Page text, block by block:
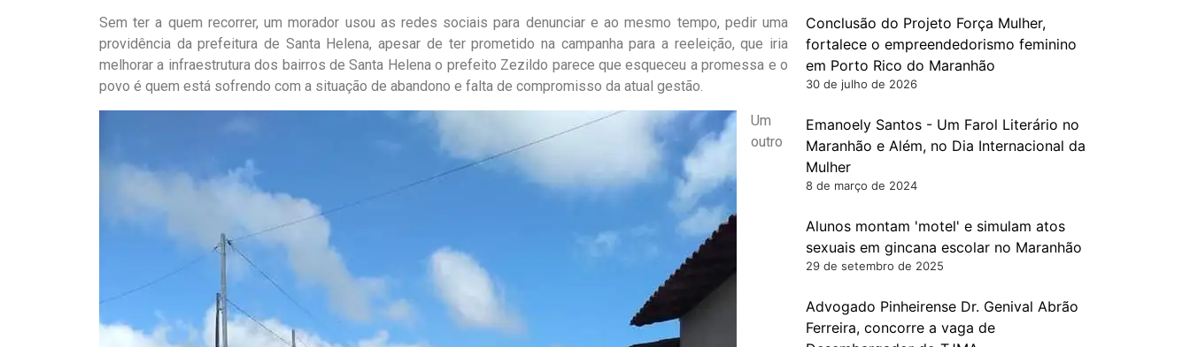
Sem ter a quem recorrer, um morador usou as redes sociais para denunciar e ao mesmo tempo, pedir uma
providência da prefeitura de Santa Helena, apesar de ter prometido na campanha para a reeleição, que iria
melhorar a infraestrutura dos bairros de Santa Helena o prefeito Zezildo parece que esqueceu a promessa e o
povo é quem está sofrendo com a situação de abandono e falta de compromisso da atual gestão.
Um
outro
Conclusão do Projeto Força Mulher,
fortalece o empreendedorismo feminino
em Porto Rico do Maranhão
30 de julho de 2026
Emanoely Santos - Um Farol Literário no
Maranhão e Além, no Dia Internacional da
Mulher
8 de março de 2024
Alunos montam 'motel' e simulam atos
sexuais em gincana escolar no Maranhão
29 de setembro de 2025
Advogado Pinheirense Dr. Genival Abrão
Ferreira, concorre a vaga de